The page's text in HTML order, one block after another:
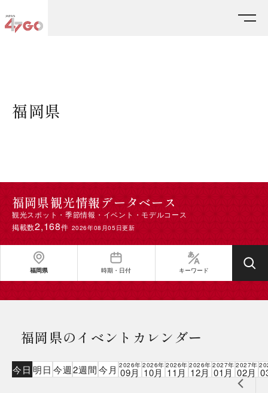
福岡県
福岡県観光情報データベース
観光スポット・季節情報・イベント・モデルコース
掲載数2,168件 2026年08月05日更新
福岡県 時期・日付 キーワード
福岡県のイベントカレンダー
今日 明日 今週 2週間今月 2026年
09月
2026年
10月
2026年
11月
2026年
12月
2027年
01月
2027年
02月